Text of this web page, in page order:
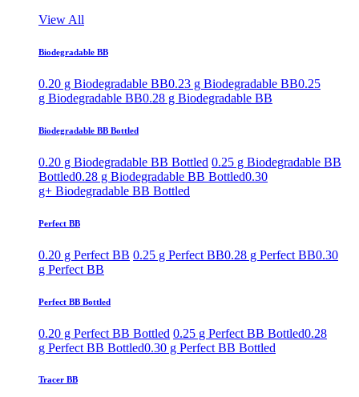
View All
Biodegradable BB
0.20 g Biodegradable BB0.23 g Biodegradable BB0.25
g Biodegradable BB0.28 g Biodegradable BB
Biodegradable BB Bottled
0.20 g Biodegradable BB Bottled 0.25 g Biodegradable BB
Bottled0.28 g Biodegradable BB Bottled0.30
g+ Biodegradable BB Bottled
Perfect BB
0.20 g Perfect BB 0.25 g Perfect BB0.28 g Perfect BB0.30
g Perfect BB
Perfect BB Bottled
0.20 g Perfect BB Bottled 0.25 g Perfect BB Bottled0.28
g Perfect BB Bottled0.30 g Perfect BB Bottled
Tracer BB